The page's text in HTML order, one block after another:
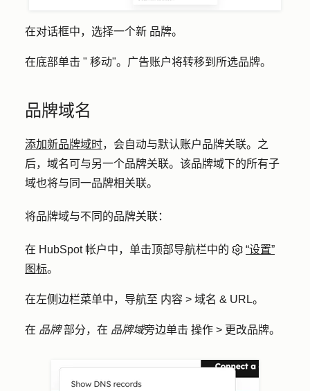
在对话框中，选择一个新 品牌。
在底部单击 " 移动"。广告账户将转移到所选品牌。
品牌域名
添加新品牌域时，会自动与默认账户品牌关联。之
后，域名可与另一个品牌关联。该品牌域下的所有子
域也将与同一品牌相关联。
将品牌域与不同的品牌关联：
在 HubSpot 帐户中，单击顶部导航栏中的
“设置”
图标。
在左侧边栏菜单中，导航至 内容 > 域名 & URL。
在 品牌部分，在 品牌域旁边单击 操作 > 更改品牌。